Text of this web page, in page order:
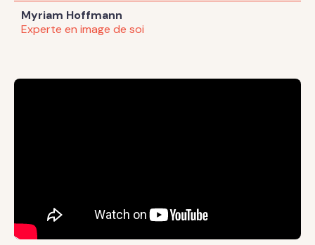
Myriam Hoffmann
Experte en image de soi